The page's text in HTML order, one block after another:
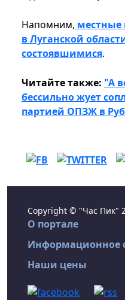
Напомним,
в Луганской
состоявшимися.
Читайте также: "А
бессильно жует
партией ОПЗЖ в
Copyright © "Час Пик"
О портале
Информационное
Наши цены